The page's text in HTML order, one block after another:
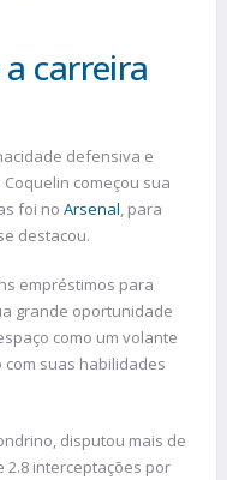
carreira
defensiva e
começou sua
foi no Arsenal, para
destacou.
empréstimos para
grande oportunidade
como um volante
suas habilidades
disputou mais de
2.8 interceptações por